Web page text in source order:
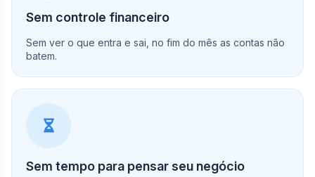
Sem controle financeiro
Sem ver o que entra e sai, no fim do mês as contas não
batem.
Sem tempo para pensar seu negócio